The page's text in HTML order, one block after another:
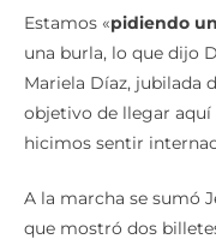
Estamos «pidiendo
una burla, lo que dijo
Mariela Díaz, jubilada
objetivo de llegar
hicimos sentir
A la marcha se sumó
que mostró dos